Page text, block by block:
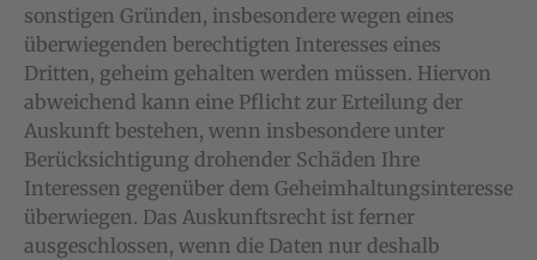
sonstigen Gründen, insbesondere wegen eines
überwiegenden berechtigten Interesses eines
Dritten, geheim gehalten werden müssen. Hiervon
abweichend kann eine Pflicht zur Erteilung der
Auskunft bestehen, wenn insbesondere unter
Berücksichtigung drohender Schäden Ihre
Interessen gegenüber dem Geheimhaltungsinteresse
überwiegen. Das Auskunftsrecht ist ferner
ausgeschlossen, wenn die Daten nur deshalb